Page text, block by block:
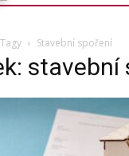
Tagy Stavební spoření
stavební